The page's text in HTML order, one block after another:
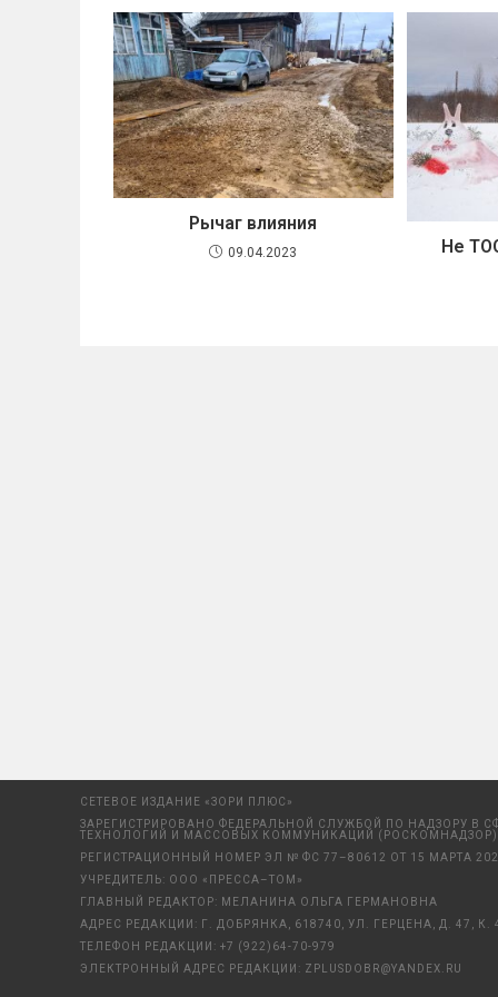
Рычаг влияния
09.04.2023 Не
СЕТЕВОЕ ИЗДАНИЕ «ЗОРИ ПЛЮС»
ЗАРЕГИСТРИРОВАНО ФЕДЕРАЛЬНОЙ СЛУЖБОЙ ПО НАДЗОРУ В
ТЕХНОЛОГИЙ И МАССОВЫХ КОММУНИКАЦИЙ (РОСКОМНАДЗОР)
РЕГИСТРАЦИОННЫЙ НОМЕР ЭЛ № ФС 77–80612 ОТ 15 МАРТА
УЧРЕДИТЕЛЬ: ООО «ПРЕССА–ТОМ»
ГЛАВНЫЙ РЕДАКТОР: МЕЛАНИНА ОЛЬГА ГЕРМАНОВНА
АДРЕС РЕДАКЦИИ: Г. ДОБРЯНКА, 618740, УЛ. ГЕРЦЕНА, Д. 47, К.
ТЕЛЕФОН РЕДАКЦИИ: +7 (922)64-70-979
ЭЛЕКТРОННЫЙ АДРЕС РЕДАКЦИИ: ZPLUSDOBR@YANDEX.RU